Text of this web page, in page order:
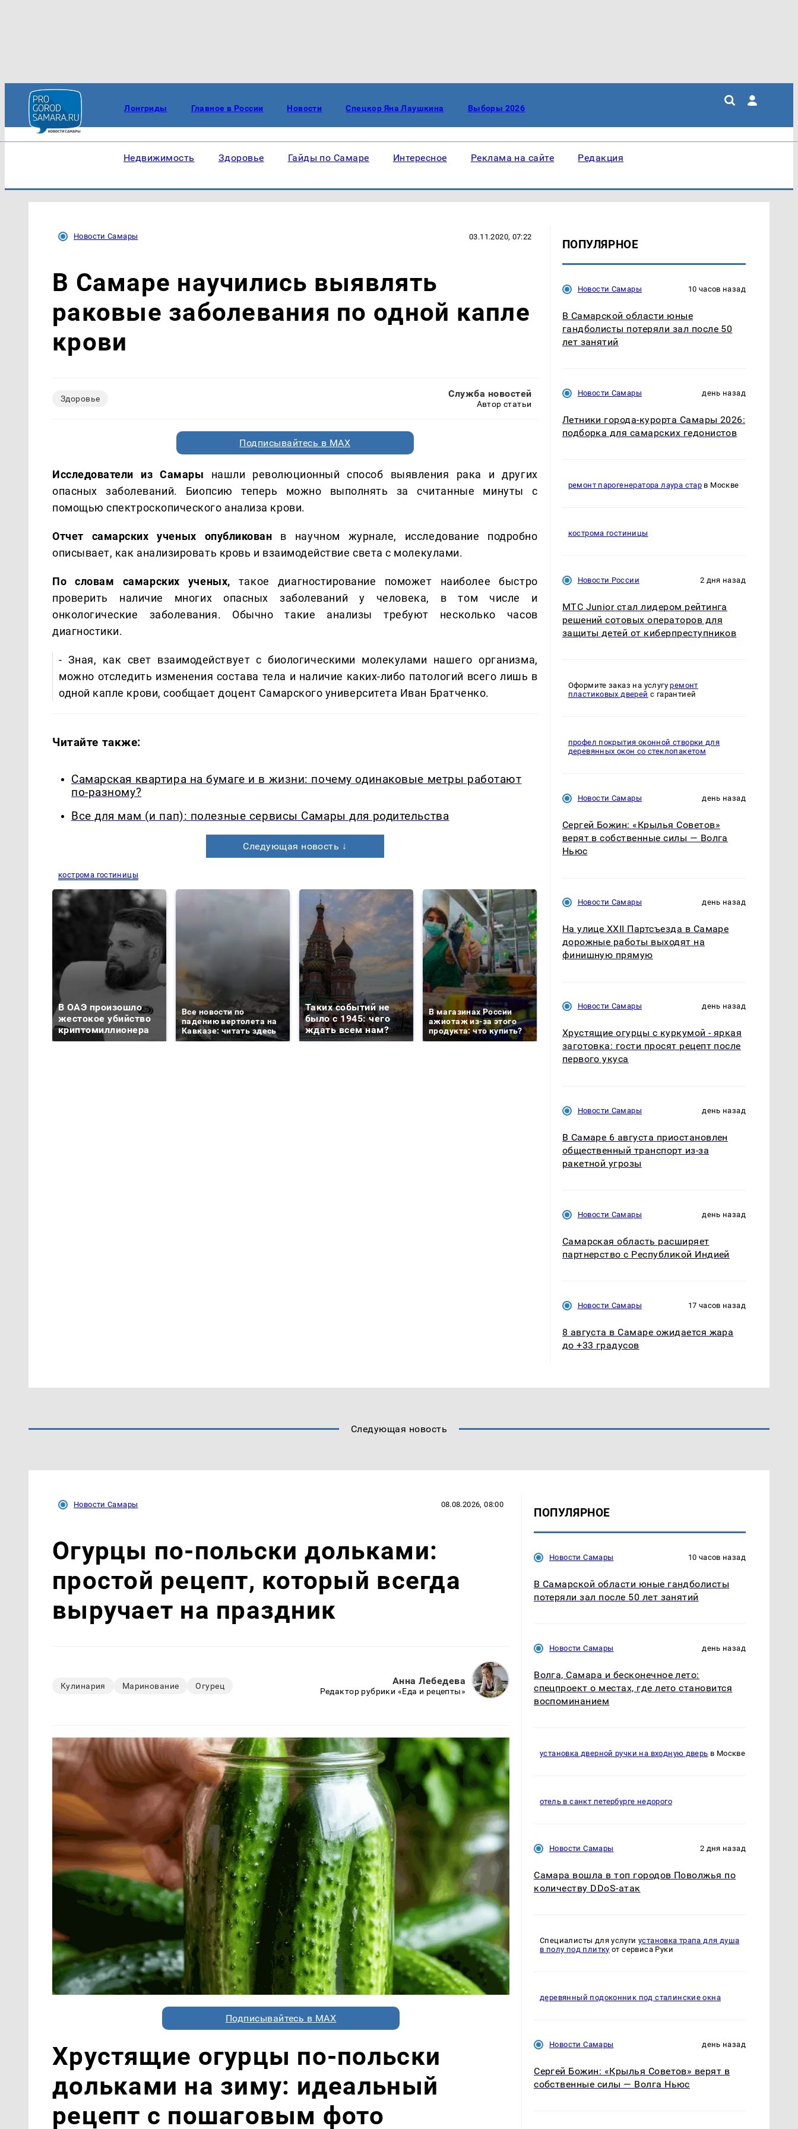
Лонгриды Главное в России Новости Спецкор Яна Лаушкина Выборы 2026
Недвижимость Здоровье Гайды по Самаре Интересное Реклама на сайте Редакция
Новости Самары 03.11.2020, 07:22
В Самаре научились выявлять
раковые заболевания по одной капле
крови
Здоровье Служба новостей
Автор статьи
Подписывайтесь в MAX
Исследователи из Самары нашли революционный способ выявления рака и других
опасных заболеваний. Биопсию теперь можно выполнять за считанные минуты с
помощью спектроскопического анализа крови.
Отчет самарских ученых опубликован в научном журнале, исследование подробно
описывает, как анализировать кровь и взаимодействие света с молекулами.
По словам самарских ученых, такое диагностирование поможет наиболее быстро
проверить наличие многих опасных заболеваний у человека, в том числе и
онкологические заболевания. Обычно такие анализы требуют несколько часов
диагностики.
- Зная, как свет взаимодействует с биологическими молекулами нашего организма,
можно отследить изменения состава тела и наличие каких-либо патологий всего лишь в
одной капле крови, сообщает доцент Самарского университета Иван Братченко.
Читайте также:
Самарская квартира на бумаге и в жизни: почему одинаковые метры работают
по-разному?
Все для мам (и пап): полезные сервисы Самары для родительства
Следующая новость ↓
кострома гостиницы
В ОАЭ произошло
жестокое убийство
криптомиллионера
Все новости по
падению вертолета на
Кавказе: читать здесь
Таких событий не
было с 1945: чего
ждать всем нам?
В магазинах России
ажиотаж из-за этого
продукта: что купить?
На Урале из казны
миллионов рублей
Как выглядит место
Кавказе: смотреть
ПОПУЛЯРНОЕ
Новости Самары 10 часов назад
В Самарской области юные
гандболисты потеряли зал после 50
лет занятий
Новости Самары день назад
Летники города-курорта Самары 2026:
подборка для самарских гедонистов
ремонт парогенератора лаура стар в Москве
кострома гостиницы
Новости России 2 дня назад
МТС Junior стал лидером рейтинга
решений сотовых операторов для
защиты детей от киберпреступников
Оформите заказ на услугуремонт
пластиковых дверей с гарантией
профел покрытия оконной створки для
деревянных окон со стеклопакетом
Новости Самары день назад
Сергей Божин: «Крылья Советов»
верят в собственные силы — Волга
Ньюс
Новости Самары день назад
На улице XXII Партсъезда в Самаре
дорожные работы выходят на
финишную прямую
Новости Самары день назад
Хрустящие огурцы с куркумой - яркая
заготовка: гости просят рецепт после
первого укуса
Новости Самары день назад
В Самаре 6 августа приостановлен
общественный транспорт из-за
ракетной угрозы
Новости Самары день назад
Самарская область расширяет
партнерство с Республикой Индией
Новости Самары 17 часов назад
8 августа в Самаре ожидается жара
до +33 градусов
Следующая новость
Новости Самары 08.08.2026, 08:00
Огурцы по‑польски дольками:
простой рецепт, который всегда
выручает на праздник
Кулинария Маринование Огурец Анна Лебедева
Редактор рубрики «Еда и рецепты»
Подписывайтесь в MAX
Хрустящие огурцы по-польски
дольками на зиму: идеальный
рецепт с пошаговым фото
ПОПУЛЯРНОЕ
Новости Самары 10 часов назад
В Самарской области юные гандболисты
потеряли зал после 50 лет занятий
Новости Самары день назад
Волга, Самара и бесконечное лето:
спецпроект о местах, где лето становится
воспоминанием
установка дверной ручки на входную дверь в Москве
отель в санкт петербурге недорого
Новости Самары 2 дня назад
Самара вошла в топ городов Поволжья по
количеству DDoS-атак
Специалисты для услугиустановка трапа для душа
в полу под плитку от сервиса Руки
деревянный подоконник под сталинские окна
Новости Самары день назад
Сергей Божин: «Крылья Советов» верят в
собственные силы — Волга Ньюс